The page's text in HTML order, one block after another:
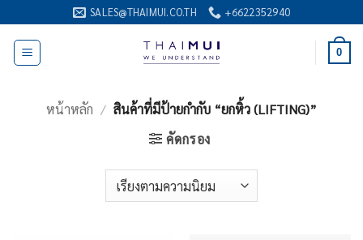
ไป
เนื้อหา
SALES@THAIMUI.CO.TH +6622352940
0
หน้าหลัก / สินค้าที่มีป้ายกำกับ “ยกหิ้ว (LIFTING)”
คัดกรอง